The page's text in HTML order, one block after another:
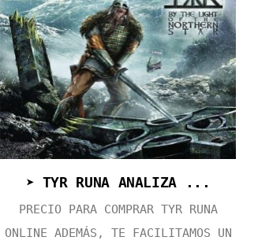
➤ TYR RUNA ANALIZA ...
PRECIO PARA COMPRAR TYR RUNA
ONLINE ADEMÁS, TE FACILITAMOS UN